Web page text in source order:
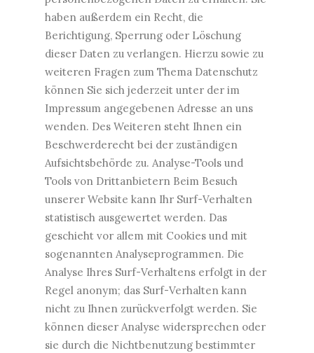
haben außerdem ein Recht, die
Berichtigung, Sperrung oder Löschung
dieser Daten zu verlangen. Hierzu sowie zu
weiteren Fragen zum Thema Datenschutz
können Sie sich jederzeit unter der im
Impressum angegebenen Adresse an uns
wenden. Des Weiteren steht Ihnen ein
Beschwerderecht bei der zuständigen
Aufsichtsbehörde zu. Analyse-Tools und
Tools von Drittanbietern Beim Besuch
unserer Website kann Ihr Surf-Verhalten
statistisch ausgewertet werden. Das
geschieht vor allem mit Cookies und mit
sogenannten Analyseprogrammen. Die
Analyse Ihres Surf-Verhaltens erfolgt in der
Regel anonym; das Surf-Verhalten kann
nicht zu Ihnen zurückverfolgt werden. Sie
können dieser Analyse widersprechen oder
sie durch die Nichtbenutzung bestimmter